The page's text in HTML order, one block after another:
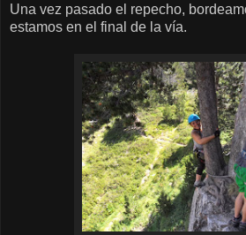
Una vez pasado el repecho,
estamos en el final de la vía.